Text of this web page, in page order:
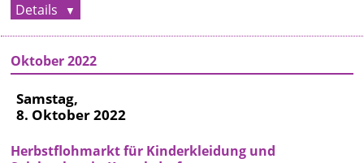
Details
Oktober 2022
Samstag,
8. Oktober 2022
Herbstflohmarkt für Kinderkleidung und